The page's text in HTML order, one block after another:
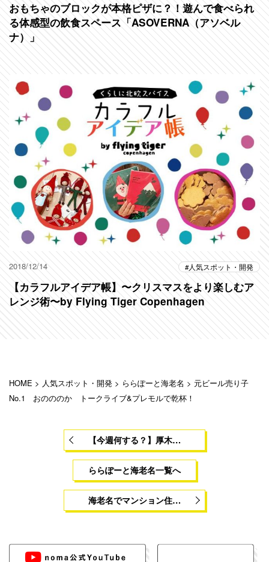
おもちゃのブロックが本格ピザに？！遊んで食べられ
る体感型の飲食スペース「ASOVERNA（アソベル
ナ）」
2018/12/14 人気スポット・開発
【カラフルアイデア帳】〜クリスマスをより楽しむア
レンジ術〜by Flying Tiger Copenhagen
HOME > 人気スポット・開発 > ららぽーと海老名 > 元ビール売り子
No.1 おのののか トークライブ&プレモルで乾杯！
【今週何する？】厚木…
ららぽーと海老名一覧へ
海老名でマンション住…